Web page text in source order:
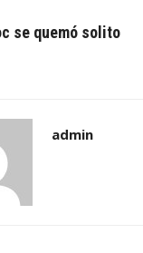
se quemó solito
admin